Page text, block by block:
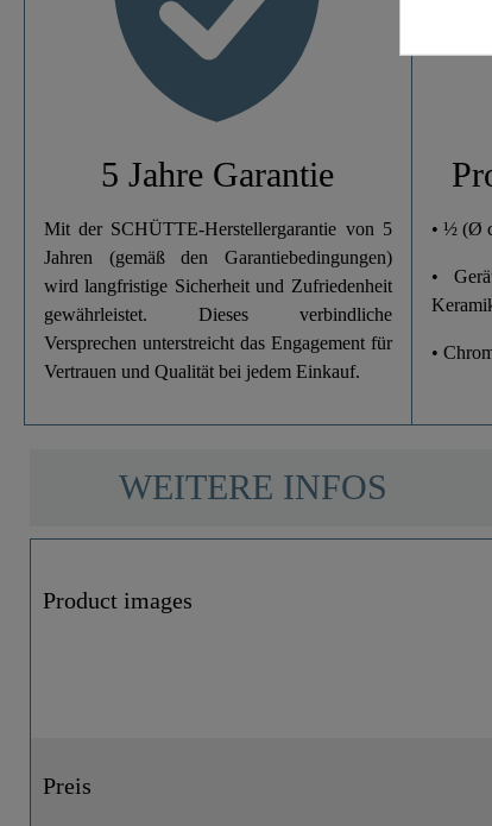
5 Jahre Garantie
Mit der SCHÜTTE-Herstellergarantie von 5
Jahren (gemäß den Garantiebedingungen)
wird langfristige Sicherheit und Zufriedenheit
gewährleistet. Dieses verbindliche
Versprechen unterstreicht das Engagement für
Vertrauen und Qualität bei jedem Einkauf.
• ½ (Ø
•
•
WEITERE INFOS
Product images
Preis